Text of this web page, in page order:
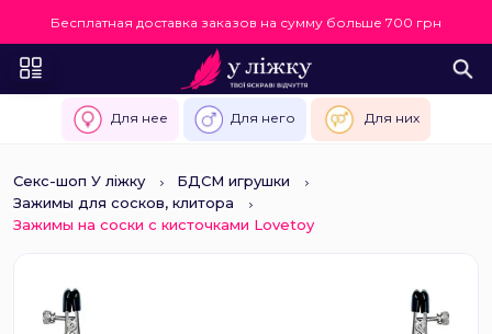
Бесплатная доставка заказов на сумму больше 700 грн
Для нее Для него Для них
Секс-шоп У ліжку
БДСМ игрушки
Зажимы для сосков, клитора
Зажимы на соски с кисточками Lovetoy